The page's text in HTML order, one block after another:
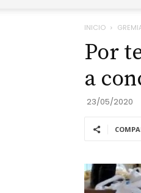
INICIO
Por
a
23/05/2020